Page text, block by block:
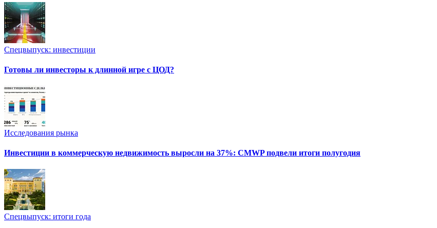
Спецвыпуск: инвестиции
Готовы ли инвесторы к длинной игре с ЦОД?
Исследования рынка
Инвестиции в коммерческую недвижимость выросли на 37%: CMWP подвели итоги полугодия
Спецвыпуск: итоги года